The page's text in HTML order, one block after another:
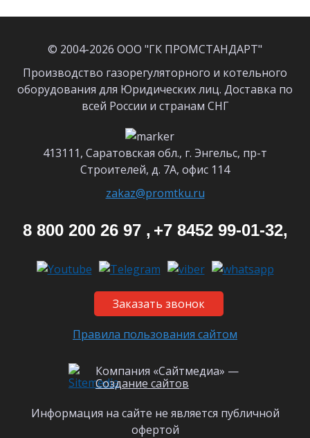
© 2004-2026 ООО "ГК ПРОМСТАНДАРТ"
Производство газорегуляторного и котельного
оборудования для Юридических лиц. Доставка по
всей России и странам СНГ
413111, Саратовская обл., г. Энгельс, пр-т
Строителей, д. 7А, офис 114
zakaz@promtku.ru
8 800 200 26 97 , +7 8452 99-01-32,
Заказать звонок
Правила пользования сайтом
Компания «Сайтмедиа» —
Создание сайтов
Информация на сайте не является публичной
офертой